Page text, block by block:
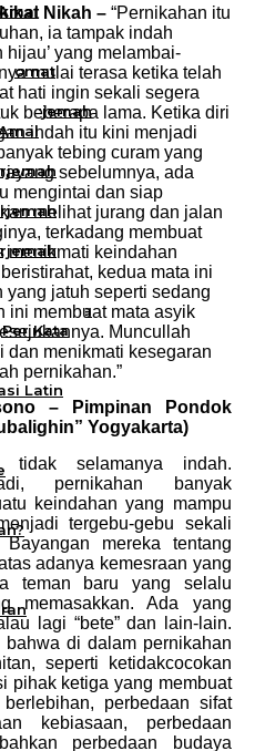
Terjemah
Azalia
Kata
Latin
Nikah – “Pernikahan itu
ia tampak indah
hijau’ yang melambai-
mulai terasa ketika telah
hati ingin sekali segera
beberapa lama. Ketika diri
indah itu kini menjadi
tebing curam yang
sebelumnya, ada
mengintai dan siap
melihat jurang dan jalan
terkadang membuat
menikmati keindahan
kedua mata ini
yang jatuh seperti sedang
ini membuat mata asyik
Muncullah
dan menikmati kesegaran
pernikahan.”
– Pimpinan Pondok
Yogyakarta)
tidak selamanya indah.
pernikahan banyak
keindahan yang mampu
tergebu-gebu sekali
mereka tentang
adanya kemesraan yang
teman baru yang selalu
memasakkan. Ada yang
lagi “bete” dan lain-lain.
di dalam pernikahan
seperti ketidakcocokan
pihak ketiga yang membuat
perbedaan sifat
kebiasaan, perbedaan
perbedaan budaya